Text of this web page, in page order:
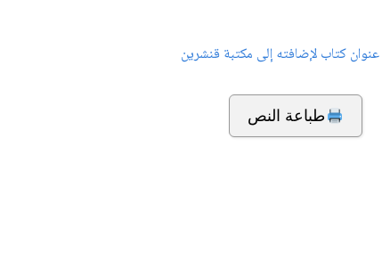
كتاب لإضافته إلى مكتبة قنشرين
طباعة النص